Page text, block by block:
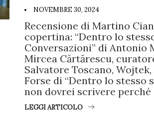
NOVEMBRE 30, 2024
Recensione di Martino
copertina: “Dentro lo
Conversazioni” di Antonio
Mircea Cărtărescu,
Salvatore Toscano, Wojtek,
Forse di “Dentro lo stesso
non dovrei scrivere perché
LEGGI ARTICOLO